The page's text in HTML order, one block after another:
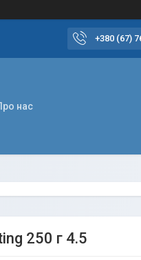
+380 (67)
нас
250 г 4.5